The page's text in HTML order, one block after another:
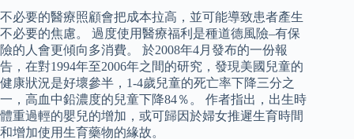
不必要的醫療照顧會把成本拉高，並可能導致患者產生
不必要的焦慮。 過度使用醫療福利是種道德風險–有保
險的人會更傾向多消費。 於2008年4月發布的一份報
告，在對1994年至2006年之間的研究，發現美國兒童的
健康狀況是好壞參半，1-4歲兒童的死亡率下降三分之
一，高血中鉛濃度的兒童下降84％。 作者指出，出生時
體重過輕的嬰兒的增加，或可歸因於婦女推遲生育時間
和增加使用生育藥物的緣故。